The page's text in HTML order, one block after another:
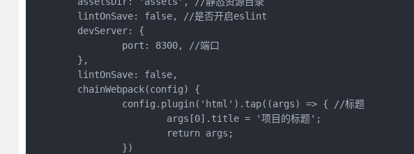
	lintOnSave: false, //是否开启eslint
	devServer: {
		port: 8300, //端口
	},
	lintOnSave: false,
	chainWebpack(config) {
		config.plugin('html').tap((args) => { //标题
			args[0].title = '项目的标题';
			return args;
		})